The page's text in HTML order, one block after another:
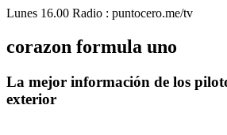
Lunes 16.00 Radio : puntocero.me/tv
corazon formula uno
La mejor información de los
exterior